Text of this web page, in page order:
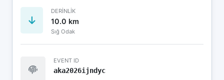
DERINLIK
10.0 km
Sığ Odak
EVENT ID
aka2026ijndyc